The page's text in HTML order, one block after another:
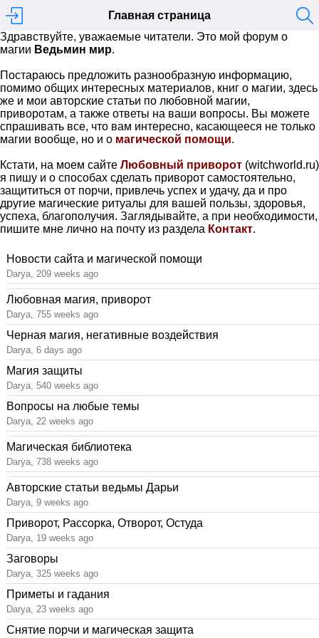
Главная страница
Здравствуйте, уважаемые читатели. Это мой форум о
магии Ведьмин мир.
Постараюсь предложить разнообразную информацию,
помимо общих интересных материалов, книг о магии, здесь
же и мои авторские статьи по любовной магии,
приворотам, а также ответы на ваши вопросы. Вы можете
спрашивать все, что вам интересно, касающееся не только
магии вообще, но и о магической помощи.
Кстати, на моем сайте Любовный приворот (witchworld.ru)
я пишу и о способах сделать приворот самостоятельно,
защититься от порчи, привлечь успех и удачу, да и про
другие магические ритуалы для вашей пользы, здоровья,
успеха, благополучия. Заглядывайте, а при необходимости,
пишите мне лично на почту из раздела Контакт.
Новости сайта и магической помощи
Darya, 209 weeks ago
Любовная магия, приворот
Darya, 755 weeks ago
Черная магия, негативные воздействия
Darya, 6 days ago
Магия защиты
Darya, 540 weeks ago
Вопросы на любые темы
Darya, 22 weeks ago
Магическая библиотека
Darya, 738 weeks ago
Авторские статьи ведьмы Дарьи
Darya, 9 weeks ago
Приворот, Рассорка, Отворот, Остуда
Darya, 19 weeks ago
Заговоры
Darya, 325 weeks ago
Приметы и гадания
Darya, 23 weeks ago
Снятие порчи и магическая защита